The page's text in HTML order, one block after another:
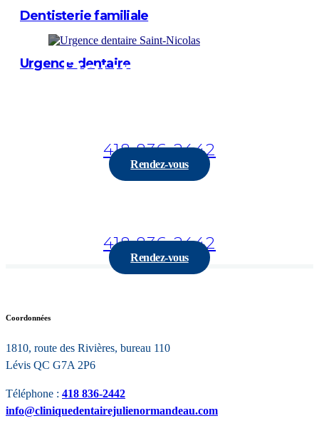
Dentisterie familiale
Urgence dentaire
Pour prendre
418 836-2442
Rendez-vous
418 836-2442
Rendez-vous
Coordonnées
1810, route des Rivières, bureau 110
Lévis QC G7A 2P6
Téléphone : 418 836-2442
info@cliniquedentairejulienormandeau.com